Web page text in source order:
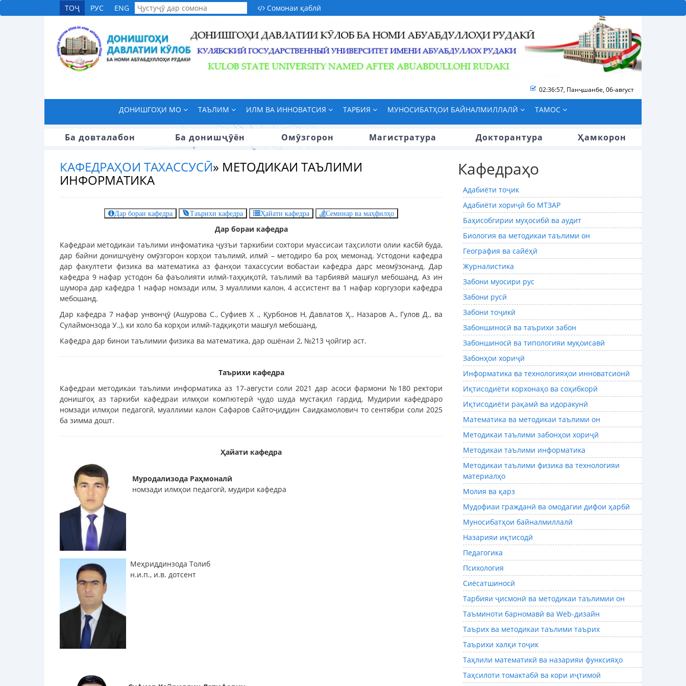
ТОҶ РУС ENG Сомонаи қаблӣ
02:36:58, Панҷшанбе, 06-август
ДОНИШГОҲИ МО ТАЪЛИМ ИЛМ ВА ИННОВАТСИЯ ТАРБИЯ МУНОСИБАТҲОИ БАЙНАЛМИЛЛАЛӢ ТАМОС
Ба довталабон Ба донишҷӯён Омӯзгорон Магистратура Докторантура Ҳамкорон
КАФЕДРАҲОИ ТАХАССУСӢ» МЕТОДИКАИ ТАЪЛИМИ
ИНФОРМАТИКА
Дар бораи кафедра Таърихи кафедра Ҳайати кафедра Семинар ва маҳфилҳо
Дар бораи кафедра
Кафедраи методикаи таълими инфоматика ҷузъи таркибии сохтори муассисаи таҳсилоти олии касбӣ буда,
дар байни донишҷуёну омӯзгорон корҳои таълимӣ, илмӣ – методиро ба роҳ мемонад. Устодони кафедра
дар факултети физика ва математика аз фанҳои тахассусии вобастаи кафедра дарс меомӯзонанд. Дар
кафедра 9 нафар устодон ба фаъолияти илмӣ-таҳқиқотӣ, таълимӣ ва тарбиявӣ машғул мебошанд. Аз ин
шумора дар кафедра 1 нафар номзади илм, 3 муаллими калон, 4 ассистент ва 1 нафар коргузори кафедра
мебошанд.
Дар кафедра 7 нафар унвонҷӯ (Ашурова С., Суфиев Х ., Қурбонов Н, Давлатов Ҳ., Назаров А., Гулов Д., ва
Сулаймонзода У.,), ки холо ба корҳои илмӣ-тадқиқоти машғул мебошанд.
Кафедра дар бинои таълимии физика ва математика, дар ошёнаи 2, №213 ҷойгир аст.
Таърихи кафедра
Кафедраи методикаи таълими информатика аз 17-августи соли 2021 дар асоси фармони №180 ректори
донишгоҳ аз таркиби кафедраи илмҳои компютерӣ ҷудо шуда мустақил гардид. Мудирии кафедраро
номзади илмҳои педагогӣ, муаллими калон Сафаров Сайтоҷиддин Саидкамолович то сентябри соли 2025
ба зимма дошт.
Ҳайати кафедра
Муродализода Раҳмоналӣ
номзади илмҳои педагогӣ, мудири кафедра
Меҳриддинзода Толиб
н.и.п., и.в. дотсент
Кафедраҳо
Адабиёти тоҷик
Адабиёти хориҷӣ бо МТЗАР
Баҳисобгирии муҳосибӣ ва аудит
Биология ва методикаи таълими он
География ва сайёҳӣ
Журналистика
Забони муосири рус
Забони русӣ
Забони тоҷикӣ
Забоншиносӣ ва таърихи забон
Забоншиносӣ ва типологияи муқоисавӣ
Забонҳои хориҷӣ
Информатика ва технологияҳои инноватсионӣ
Иқтисодиёти корхонаҳо ва соҳибкорӣ
Иқтисодиёти рақамӣ ва идоракунӣ
Математика ва методикаи таълими он
Методикаи таълими забонҳои хориҷӣ
Методикаи таълими информатика
Методикаи таълими физика ва технологияи
материалҳо
Молия ва қарз
Мудофиаи гражданӣ ва омодагии дифои ҳарбӣ
Муносибатҳои байналмиллалӣ
Назарияи иқтисодӣ
Педагогика
Психология
Сиёсатшиносӣ
Тарбияи ҷисмонӣ ва методикаи таълимии он
Таъминоти барномавӣ ва Web-дизайн
Таърих ва методикаи таълими таърих
Таърихи халқи тоҷик
Таҳлили математикӣ ва назарияи функсияҳо
Таҳсилоти томактабӣ ва кори иҷтимоӣ